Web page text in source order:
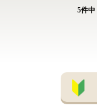
5件中